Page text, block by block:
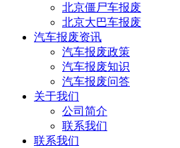
北京僵尸车报废
北京大巴车报废
汽车报废资讯
汽车报废政策
汽车报废知识
汽车报废问答
关于我们
公司简介
联系我们
联系我们